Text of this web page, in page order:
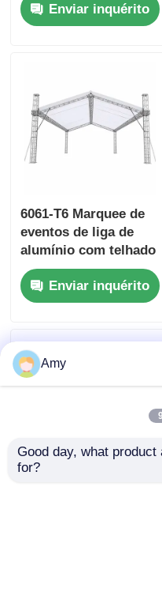
Capacity, and Tool-
Free Quick Assembly
Enviar inquérito
6061-T6 Marquee de
eventos de liga de
alumínio com telhado
de PVC à prova
d'água e design
modular portátil
Enviar inquérito
Amy
Good day, what product
for?